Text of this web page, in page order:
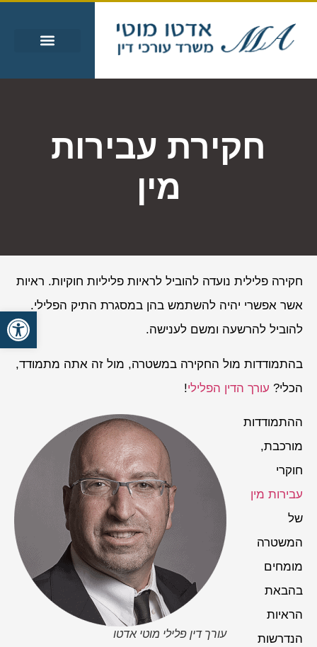
חקירת עבירות
מין
חקירה פלילית נועדה להוביל לראיות פליליות חוקיות. ראיות
אשר אפשרי יהיה להשתמש בהן במסגרת התיק הפלילי.
להוביל להרשעה ומשם לענישה.
בהתמודדות מול החקירה במשטרה, מול זה אתה מתמודד,
הכלי? עורך הדין הפלילי!
עורך דין פלילי מוטי אדטו
ההתמודדות
מורכבת,
חוקרי
עבירות מין
של
המשטרה
מומחים
בהבאת
הראיות
הנדרשות
פתח